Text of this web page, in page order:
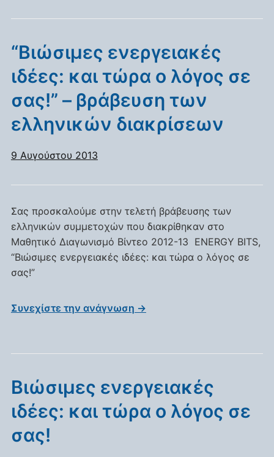
“Βιώσιμες ενεργειακές
ιδέες: και τώρα ο λόγος σε
σας!” – βράβευση των
ελληνικών διακρίσεων
9 Αυγούστου 2013
Σας προσκαλούμε στην τελετή βράβευσης των
ελληνικών συμμετοχών που διακρίθηκαν στο
Μαθητικό Διαγωνισμό Βίντεο 2012-13 ENERGY BITS,
“Βιώσιμες ενεργειακές ιδέες: και τώρα ο λόγος σε
σας!” 
Συνεχίστε την ανάγνωση →
Βιώσιμες ενεργειακές
ιδέες: και τώρα ο λόγος σε
σας!